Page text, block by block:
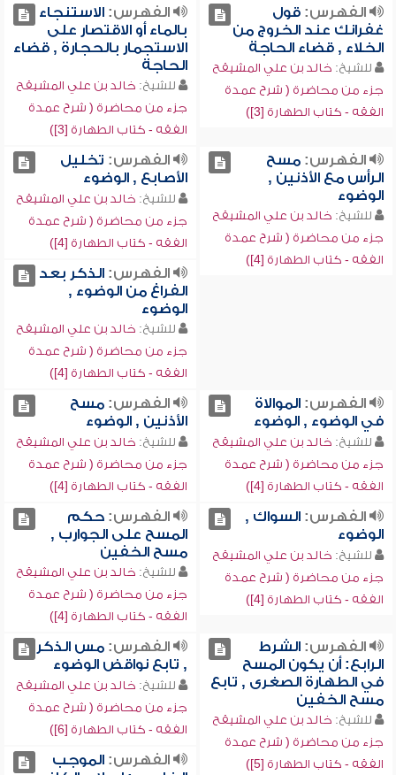
الفهرس:قول
غفرانك عند الخروج من
الخلاء , قضاء الحاجة
للشيخ: خالد بن علي المشيقح
جزء من محاضرة ( شرح عمدة
الفقه - كتاب الطهارة [3])
الفهرس:الاستنجاء
بالماء أو الاقتصار على
الاستجمار بالحجارة , قضاء
الحاجة
للشيخ: خالد بن علي المشيقح
جزء من محاضرة ( شرح عمدة
الفقه - كتاب الطهارة [3])
الفهرس:مسح
الرأس مع الأذنين ,
الوضوء
للشيخ: خالد بن علي المشيقح
جزء من محاضرة ( شرح عمدة
الفقه - كتاب الطهارة [4])
الفهرس: تخليل
الأصابع , الوضوء
للشيخ: خالد بن علي المشيقح
جزء من محاضرة ( شرح عمدة
الفقه - كتاب الطهارة [4])
الفهرس:الذكر بعد
الفراغ من الوضوء ,
الوضوء
للشيخ: خالد بن علي المشيقح
جزء من محاضرة ( شرح عمدة
الفقه - كتاب الطهارة [4])
الفهرس:الموالاة
في الوضوء , الوضوء
للشيخ: خالد بن علي المشيقح
جزء من محاضرة ( شرح عمدة
الفقه - كتاب الطهارة [4])
الفهرس:مسح
الأذنين , الوضوء
للشيخ: خالد بن علي المشيقح
جزء من محاضرة ( شرح عمدة
الفقه - كتاب الطهارة [4])
الفهرس:السواك ,
الوضوء
للشيخ: خالد بن علي المشيقح
جزء من محاضرة ( شرح عمدة
الفقه - كتاب الطهارة [4])
الفهرس:حكم
المسح على الجوارب ,
مسح الخفين
للشيخ: خالد بن علي المشيقح
جزء من محاضرة ( شرح عمدة
الفقه - كتاب الطهارة [4])
الفهرس:الشرط
الرابع: أن يكون المسح
في الطهارة الصغرى , تابع
مسح الخفين
للشيخ: خالد بن علي المشيقح
جزء من محاضرة ( شرح عمدة
الفقه - كتاب الطهارة [5])
الفهرس:مس الذكر
, تابع نواقض الوضوء
للشيخ: خالد بن علي المشيقح
جزء من محاضرة ( شرح عمدة
الفقه - كتاب الطهارة [6])
الفهرس:الموجب